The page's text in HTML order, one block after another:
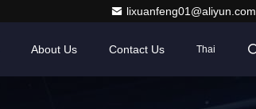
lixuanfeng01@aliyun.com
About Us Contact Us Thai